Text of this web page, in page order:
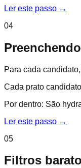
Ler este passo →
04
Para cada
Cada prato
Por dentro: São
Ler este passo →
05
Filtros